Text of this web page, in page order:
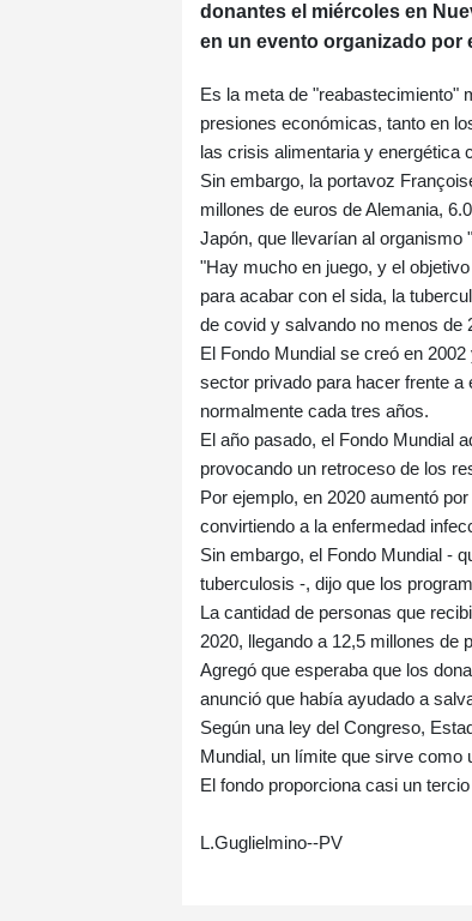
donantes el miércoles en
en un evento organizado por
Es la meta de "reabastecimiento"
presiones económicas, tanto en
las crisis alimentaria y energética
Sin embargo, la portavoz
millones de euros de Alemania,
Japón, que llevarían al organismo
"Hay mucho en juego, y el
para acabar con el sida, la
de covid y salvando no menos de
El Fondo Mundial se creó en
sector privado para hacer frente
normalmente cada tres años.
El año pasado, el Fondo Mundial
provocando un retroceso de los
Por ejemplo, en 2020 aumentó
convirtiendo a la enfermedad
Sin embargo, el Fondo Mundial -
tuberculosis -, dijo que los
La cantidad de personas que
2020, llegando a 12,5 millones de
Agregó que esperaba que los
anunció que había ayudado a
Según una ley del Congreso,
Mundial, un límite que sirve como
El fondo proporciona casi un
L.Guglielmino--PV